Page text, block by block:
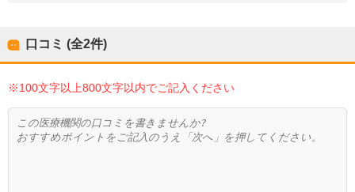
口コミ (全2件)
※100文字以上800文字以内でご記入ください